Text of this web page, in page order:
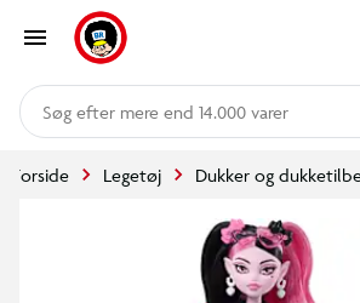
mere end 14.000 varer
Forside Legetøj Dukker og